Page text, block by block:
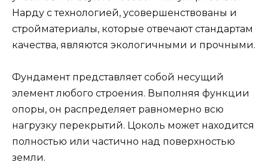
Нарду с технологией, усовершенствованы и
стройматериалы, которые отвечают стандартам
качества, являются экологичными и прочными.
Фундамент представляет собой несущий
элемент любого строения. Выполняя функции
опоры, он распределяет равномерно всю
нагрузку перекрытий. Цоколь может находится
полностью или частично над поверхностью
земли.